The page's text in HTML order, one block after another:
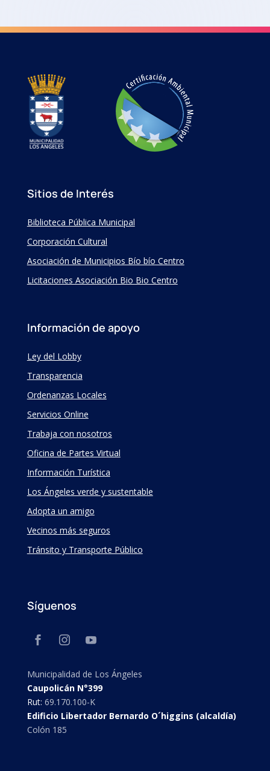
Sitios de Interés
Biblioteca Pública Municipal
Corporación Cultural
Asociación de Municipios Bío bío Centro
Licitaciones Asociación Bio Bio Centro
Información de apoyo
Ley del Lobby
Transparencia
Ordenanzas Locales
Servicios Online
Trabaja con nosotros
Oficina de Partes Virtual
Información Turística
Los Ángeles verde y sustentable
Adopta un amigo
Vecinos más seguros
Tránsito y Transporte Público
Síguenos
Municipalidad de Los Ángeles
Caupolicán N°399
Rut: 69.170.100-K
Edificio Libertador Bernardo O´higgins (alcaldía)
Colón 185